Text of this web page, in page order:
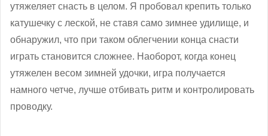
утяжеляет снасть в целом. Я пробовал крепить только
катушечку с леской, не ставя само зимнее удилище, и
обнаружил, что при таком облегчении конца снасти
играть становится сложнее. Наоборот, когда конец
утяжелен весом зимней удочки, игра получается
намного четче, лучше отбивать ритм и контролировать
проводку.